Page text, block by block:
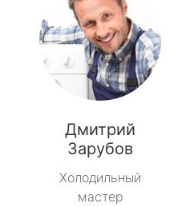
Дмитрий
Зарубов
Холодильный
мастер